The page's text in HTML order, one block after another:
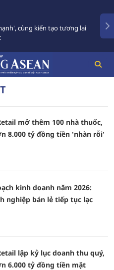
cùng kiến tạo tương lai
mở thêm 100 nhà thuốc,
8.000 tỷ đồng tiền 'nhàn rỗi'
kinh doanh năm 2026:
nghiệp bán lẻ tiếp tục lạc
lập kỷ lục doanh thu quý,
6.000 tỷ đồng tiền mặt